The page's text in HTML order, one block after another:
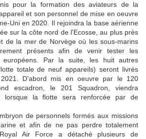
pour la formation des aviateurs de la
et son personnel de mise en oeuvre
Uni en 2020. Il rejoindra la base aérienne
sur la côte nord de l'Ecosse, au plus près
de la mer de Norvège où les sous-marins
présents afin de venir tester les
européens. Par la suite, les huit autres
totale de neuf appareils) seront livrés
2021. D'abord mis en oeuvre par le 120
escadron, le 201 Squadron, viendra
lorsque la flotte sera renforcée par de
de personnels formés aux missions
et afin de ne pas perdre totalement
Air Force a détaché plusieurs de